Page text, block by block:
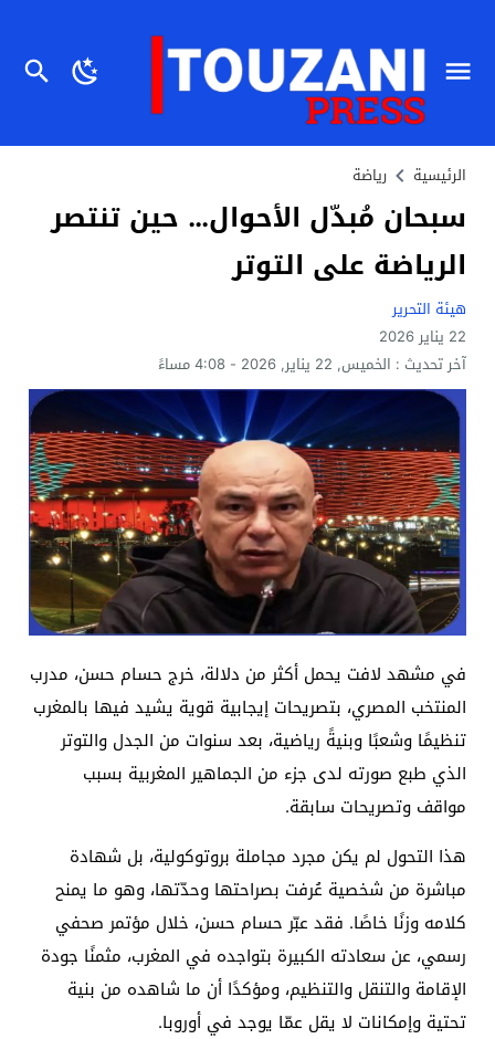
الرئيسية رياضة
سبحان مُبدّل الأحوال… حين تنتصر
الرياضة على التوتر
هيئة التحرير
22 يناير 2026
آخر تحديث : الخميس, 22 يناير, 2026 - 4:08 مساءً
في مشهد لافت يحمل أكثر من دلالة، خرج حسام حسن، مدرب
المنتخب المصري، بتصريحات إيجابية قوية يشيد فيها بالمغرب
تنظيمًا وشعبًا وبنيةً رياضية، بعد سنوات من الجدل والتوتر
الذي طبع صورته لدى جزء من الجماهير المغربية بسبب
مواقف وتصريحات سابقة.
هذا التحول لم يكن مجرد مجاملة بروتوكولية، بل شهادة
مباشرة من شخصية عُرفت بصراحتها وحدّتها، وهو ما يمنح
كلامه وزنًا خاصًا. فقد عبّر حسام حسن، خلال مؤتمر صحفي
رسمي، عن سعادته الكبيرة بتواجده في المغرب، مثمنًا جودة
الإقامة والتنقل والتنظيم، ومؤكدًا أن ما شاهده من بنية
تحتية وإمكانات لا يقل عمّا يوجد في أوروبا.